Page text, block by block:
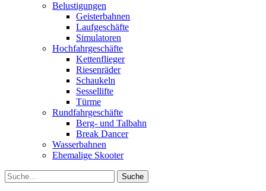
Belustigungen
Geisterbahnen
Laufgeschäfte
Simulatoren
Hochfahrgeschäfte
Kettenflieger
Riesenräder
Schaukeln
Sessellifte
Türme
Rundfahrgeschäfte
Berg- und Talbahn
Break Dancer
Wasserbahnen
Ehemalige Skooter